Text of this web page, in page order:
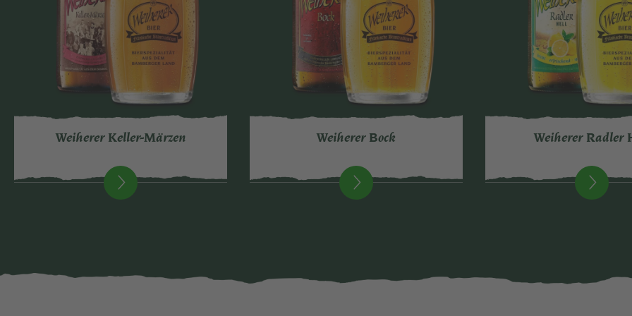
Weiherer Keller-Märzen Weiherer Bock Weiherer Radler